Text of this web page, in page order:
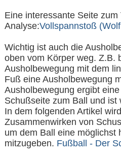
Eine interessante Seite
Analyse:Vollspannstoß
Wichtig ist auch die
oben vom Körper weg. Z.B.
Ausholbewegung mit dem
Fuß eine Ausholbewegung
Ausholbewegung ergibt
Schußseite zum Ball und
In dem folgenden Artikel
Zusammenwirken von
um dem Ball eine möglichst
mitzugeben. Fußball - Der